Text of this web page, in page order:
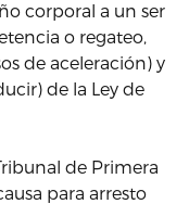
corporal a un ser
o regateo,
de aceleración) y
de la Ley de
de Primera
para arresto